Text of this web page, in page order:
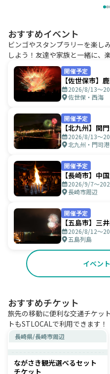
おすすめイベント
ビンゴやスタンプラリーを楽し
しよう！友達や家族と一緒に、
開催予定
【佐世保市】
2026/8/13〜
佐世保・西海
開催予定
【北九州】関
2026/8/13〜
北九州・門司
開催予定
【長崎市】中
2026/9/7〜
長崎市周辺
開催予定
【五島市】三
2026/8/12〜
五島列島
イベン
おすすめチケット
旅先の移動に便利な交通チケッ
トもSTLOCALで利用できます！
長崎県/長崎市周辺
ながさき観光選べるセット
チケット